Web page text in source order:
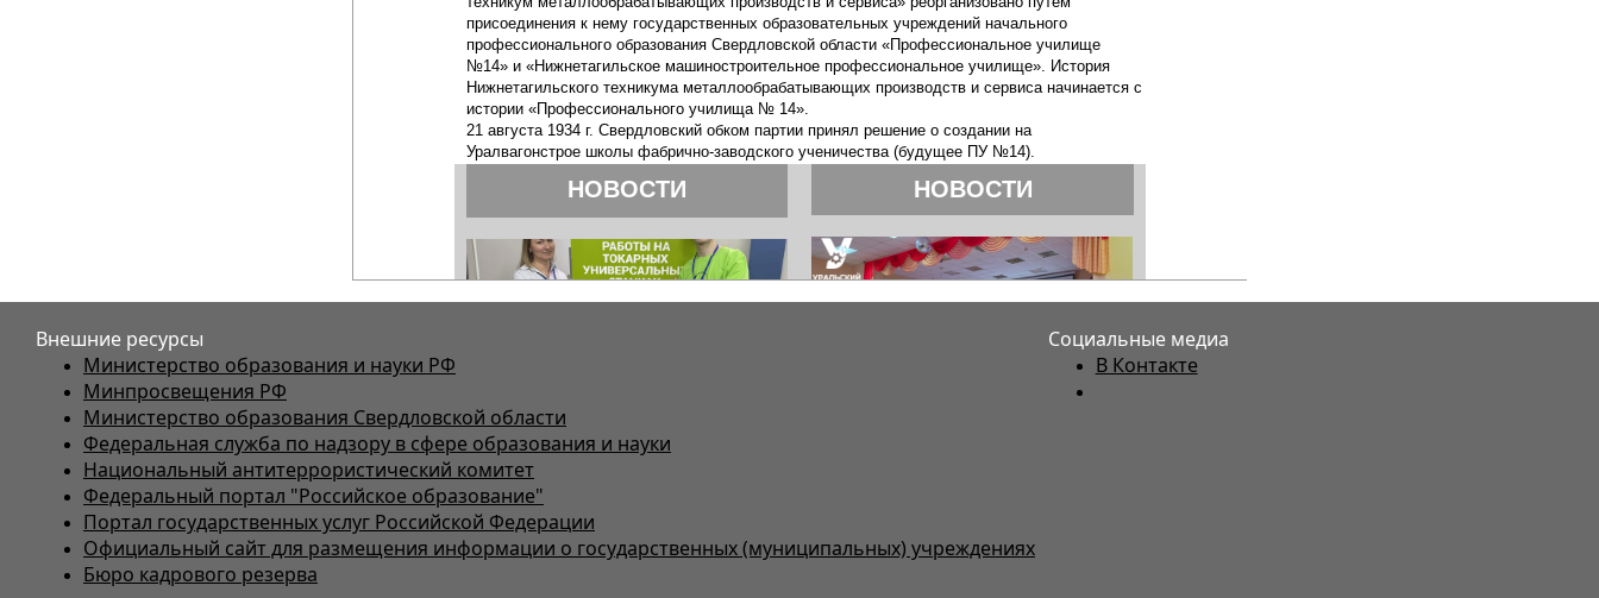
Внешние ресурсы
Министерство образования и науки РФ
Минпросвещения РФ
Министерство образования Свердловской области
Федеральная служба по надзору в сфере образования и науки
Национальный антитеррористический комитет
Федеральный портал "Российское образование"
Портал государственных услуг Российской Федерации
Официальный сайт для размещения информации о государственных (муниципальных) учреждениях
Бюро кадрового резерва
Социальные медиа
В Контакте